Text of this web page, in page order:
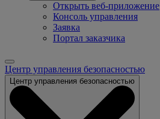
Открыть веб-приложение
Консоль управления
Заявка
Портал заказчика
Центр управления безопасностью
Центр управления безопасностью